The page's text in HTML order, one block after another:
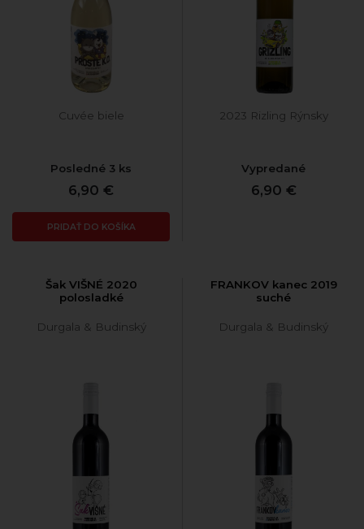
Cuvée biele
Posledné 3 ks
6,90 €
PRIDAŤ DO KOŠÍKA
2023 Rizling Rýnsky
Vypredané
6,90 €
Šak VIŠNÉ 2020
polosladké
Durgala & Budinský
FRANKOV kanec 2019
suché
Durgala & Budinský